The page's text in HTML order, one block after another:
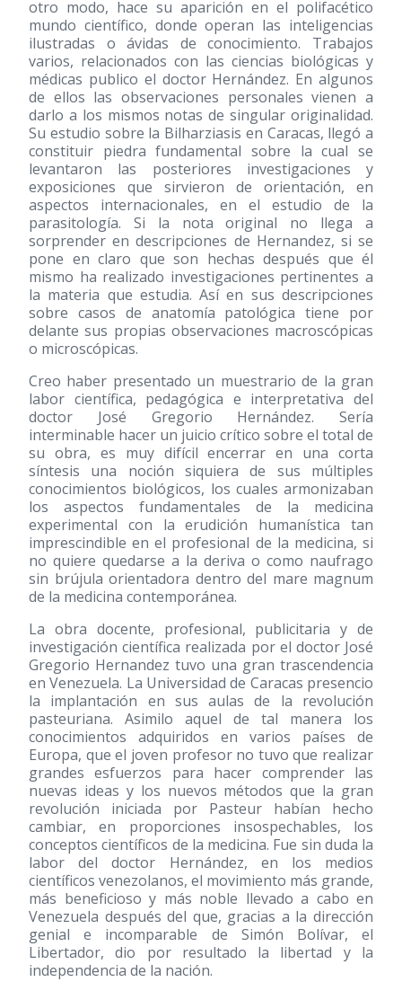
otro modo, hace su aparición en el polifacético
mundo científico, donde operan las inteligencias
ilustradas o ávidas de conocimiento. Trabajos
varios, relacionados con las ciencias biológicas y
médicas publico el doctor Hernández. En algunos
de ellos las observaciones personales vienen a
darlo a los mismos notas de singular originalidad.
Su estudio sobre la Bilharziasis en Caracas, llegó a
constituir piedra fundamental sobre la cual se
levantaron las posteriores investigaciones y
exposiciones que sirvieron de orientación, en
aspectos internacionales, en el estudio de la
parasitología. Si la nota original no llega a
sorprender en descripciones de Hernandez, si se
pone en claro que son hechas después que él
mismo ha realizado investigaciones pertinentes a
la materia que estudia. Así en sus descripciones
sobre casos de anatomía patológica tiene por
delante sus propias observaciones macroscópicas
o microscópicas.
Creo haber presentado un muestrario de la gran
labor científica, pedagógica e interpretativa del
doctor José Gregorio Hernández. Sería
interminable hacer un juicio crítico sobre el total de
su obra, es muy difícil encerrar en una corta
síntesis una noción siquiera de sus múltiples
conocimientos biológicos, los cuales armonizaban
los aspectos fundamentales de la medicina
experimental con la erudición humanística tan
imprescindible en el profesional de la medicina, si
no quiere quedarse a la deriva o como naufrago
sin brújula orientadora dentro del mare magnum
de la medicina contemporánea.
La obra docente, profesional, publicitaria y de
investigación científica realizada por el doctor José
Gregorio Hernandez tuvo una gran trascendencia
en Venezuela. La Universidad de Caracas presencio
la implantación en sus aulas de la revolución
pasteuriana. Asimilo aquel de tal manera los
conocimientos adquiridos en varios países de
Europa, que el joven profesor no tuvo que realizar
grandes esfuerzos para hacer comprender las
nuevas ideas y los nuevos métodos que la gran
revolución iniciada por Pasteur habían hecho
cambiar, en proporciones insospechables, los
conceptos científicos de la medicina. Fue sin duda la
labor del doctor Hernández, en los medios
científicos venezolanos, el movimiento más grande,
más beneficioso y más noble llevado a cabo en
Venezuela después del que, gracias a la dirección
genial e incomparable de Simón Bolívar, el
Libertador, dio por resultado la libertad y la
independencia de la nación.